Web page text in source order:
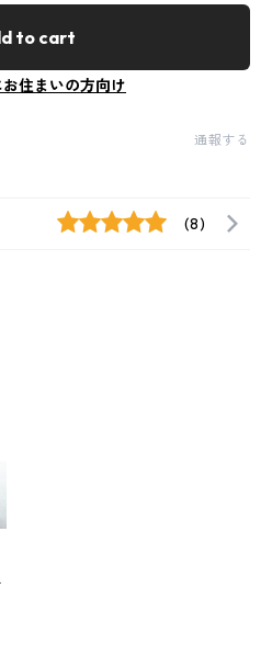
to cart
住まいの方向け
通報する
(8)